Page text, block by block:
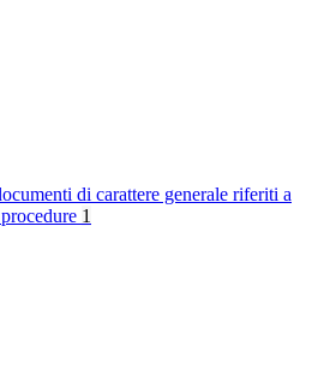
di carattere generale riferiti a
1